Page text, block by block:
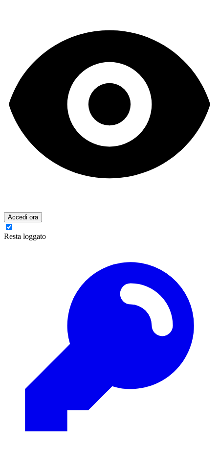
Accedi ora
Resta loggato